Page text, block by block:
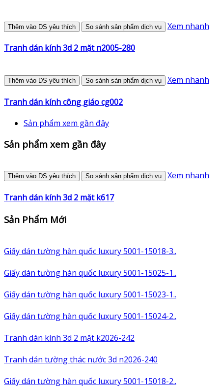
Thêm vào DS yêu thích So sánh sản phẩm dịch vụ Xem nhanh
Tranh dán kính 3d 2 mặt n2005-280
Thêm vào DS yêu thích So sánh sản phẩm dịch vụ Xem nhanh
Tranh dán kính công giáo cg002
Sản phẩm xem gần đây
Sản phẩm xem gần đây
Thêm vào DS yêu thích So sánh sản phẩm dịch vụ Xem nhanh
Tranh dán kính 3d 2 mặt k617
Sản Phẩm Mới
Giấy dán tường hàn quốc luxury 5001-15018-3..
Giấy dán tường hàn quốc luxury 5001-15025-1..
Giấy dán tường hàn quốc luxury 5001-15023-1..
Giấy dán tường hàn quốc luxury 5001-15024-2..
Tranh dán kính 3d 2 mặt k2026-242
Tranh dán tường thác nước 3d n2026-240
Giấy dán tường hàn quốc luxury 5001-15018-2..